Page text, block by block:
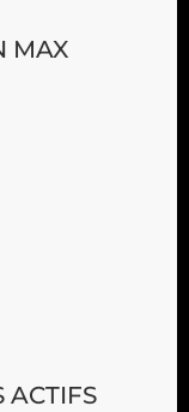
MAX
ACTIFS